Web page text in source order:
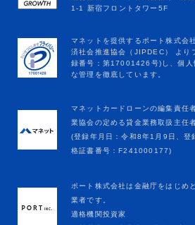
マネットカードローンの編集責任
業協会の定める貸金業務取扱主任
(登録年月日：令和8年1月9日、
格証書番号：F241000177)
ポート株式会社は金融庁をはじめ
業者です。
適格機関投資家